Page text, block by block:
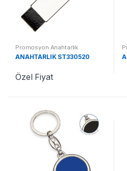
Promosyon Anahtarlık
ANAHTARLIK ST330520
Özel Fiyat